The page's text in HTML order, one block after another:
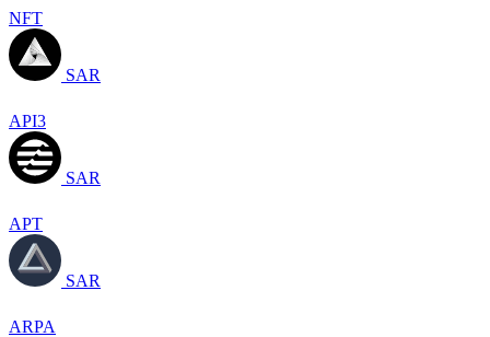
NFT
SAR
API3
SAR
APT
SAR
ARPA